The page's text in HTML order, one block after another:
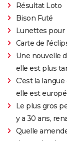
Résultat Loto
Bison Futé
Lunettes pour
Carte de
Une nouvelle
elle est plus
C'est la
elle est
Le plus gros
y a 30 ans,
Quelle